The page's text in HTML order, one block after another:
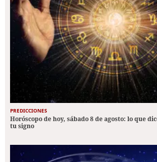
PREDICCIONES
Horóscopo de hoy, sábado 8 de agosto: lo que
tu signo